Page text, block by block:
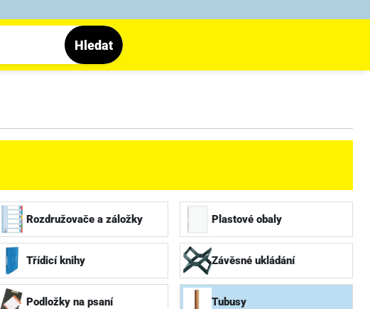
Hledat
Rozdružovače a záložky Plastové obaly
Třídicí knihy Závěsné ukládání
Podložky na psaní Tubusy